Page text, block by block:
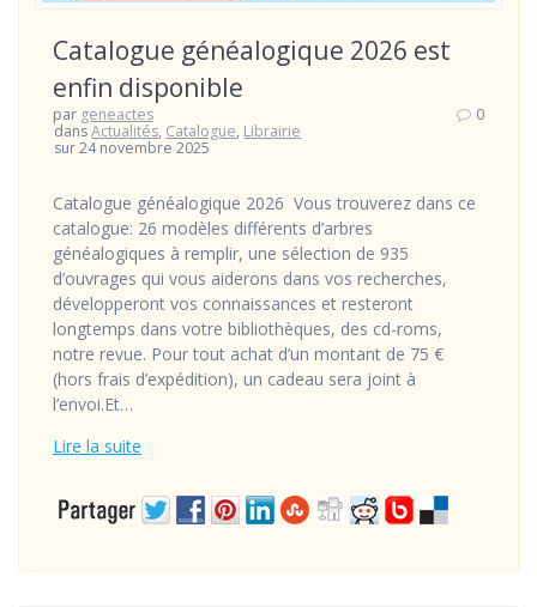
Catalogue généalogique 2026 est
enfin disponible
par geneactes
dansActualités, Catalogue, Librairie
sur 24 novembre 2025
0
Catalogue généalogique 2026 Vous trouverez dans ce
catalogue: 26 modèles différents d’arbres
généalogiques à remplir, une sélection de 935
d’ouvrages qui vous aiderons dans vos recherches,
développeront vos connaissances et resteront
longtemps dans votre bibliothèques, des cd-roms,
notre revue. Pour tout achat d’un montant de 75 €
(hors frais d’expédition), un cadeau sera joint à
l’envoi.Et…
Lire la suite